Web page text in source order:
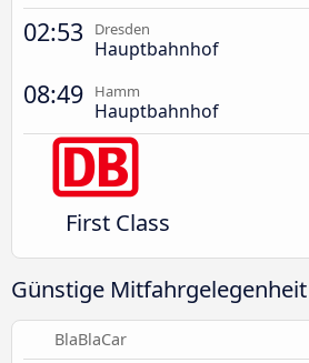
02:53 Dresden
Hauptbahnhof
08:49 Hamm
Hauptbahnhof
First Class
Günstige
BlaBlaCar